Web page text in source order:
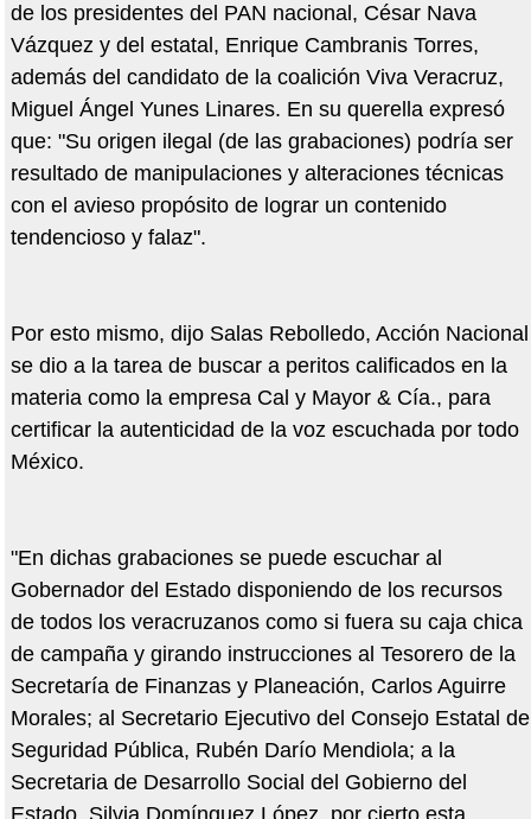
de los presidentes del PAN nacional, César Nava
Vázquez y del estatal, Enrique Cambranis Torres,
además del candidato de la coalición Viva Veracruz,
Miguel Ángel Yunes Linares. En su querella expresó
que: "Su origen ilegal (de las grabaciones) podría ser
resultado de manipulaciones y alteraciones técnicas
con el avieso propósito de lograr un contenido
tendencioso y falaz".
Por esto mismo, dijo Salas Rebolledo, Acción Nacional
se dio a la tarea de buscar a peritos calificados en la
materia como la empresa Cal y Mayor & Cía., para
certificar la autenticidad de la voz escuchada por todo
México.
"En dichas grabaciones se puede escuchar al
Gobernador del Estado disponiendo de los recursos
de todos los veracruzanos como si fuera su caja chica
de campaña y girando instrucciones al Tesorero de la
Secretaría de Finanzas y Planeación, Carlos Aguirre
Morales; al Secretario Ejecutivo del Consejo Estatal de
Seguridad Pública, Rubén Darío Mendiola; a la
Secretaria de Desarrollo Social del Gobierno del